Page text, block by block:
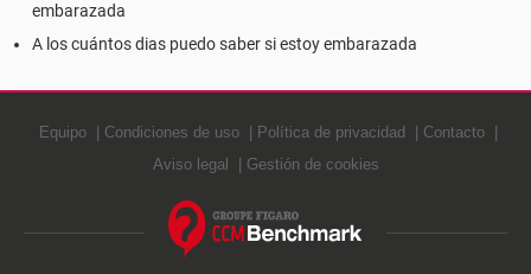
embarazada
A los cuántos dias puedo saber si estoy embarazada
Equipo Condiciones de uso Política de privacidad
Contacto
Aviso legal
Gestión de cookies